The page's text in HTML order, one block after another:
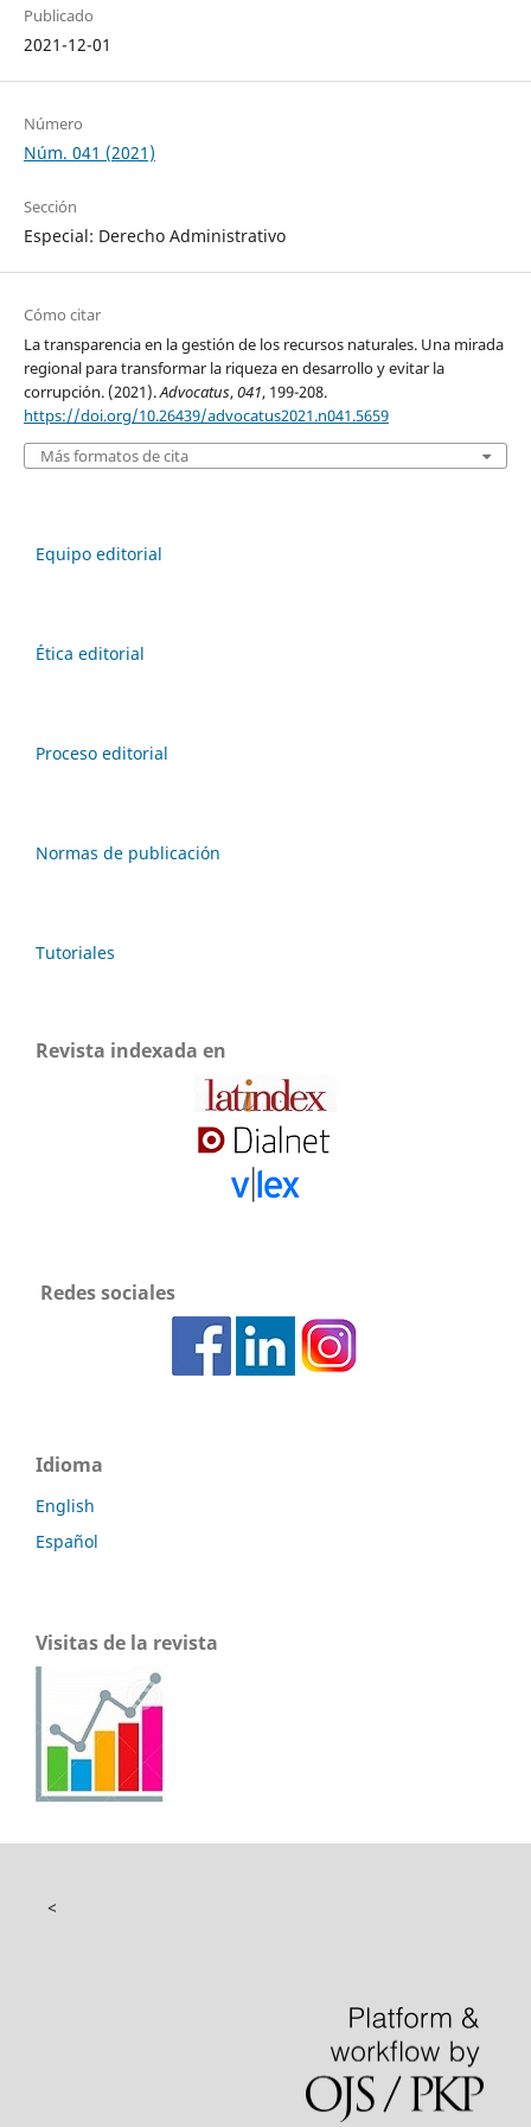
Publicado
2021-12-01
Número
Núm. 041 (2021)
Sección
Especial: Derecho Administrativo
Cómo citar
La transparencia en la gestión de los recursos naturales. Una mirada
regional para transformar la riqueza en desarrollo y evitar la
corrupción. (2021).Advocatus,041, 199-208.
https://doi.org/10.26439/advocatus2021.n041.5659
Más formatos de cita
Equipo editorial
Ética editorial
Proceso editorial
Normas de publicación
Tutoriales
Revista indexada en
Redes sociales
Idioma
English
Español
Visitas de la revista
<